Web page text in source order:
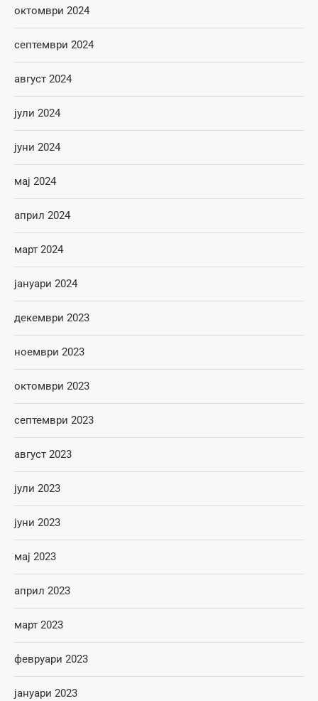
октомври 2024
септември 2024
август 2024
јули 2024
јуни 2024
мај 2024
април 2024
март 2024
јануари 2024
декември 2023
ноември 2023
октомври 2023
септември 2023
август 2023
јули 2023
јуни 2023
мај 2023
април 2023
март 2023
февруари 2023
јануари 2023